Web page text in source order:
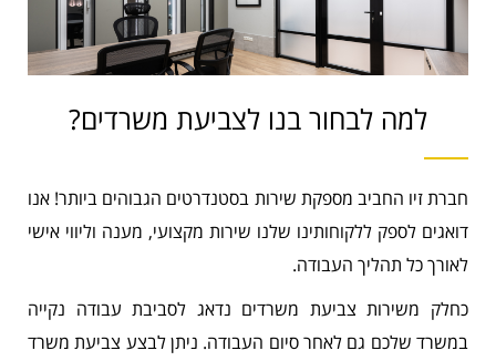
למה לבחור בנו לצביעת משרדים?
חברת זיו החביב מספקת שירות בסטנדרטים הגבוהים ביותר! אנו
דואגים לספק ללקוחותינו שלנו שירות מקצועי, מענה וליווי אישי
לאורך כל תהליך העבודה.
כחלק משירות צביעת משרדים נדאג לסביבת עבודה נקייה
במשרד שלכם גם לאחר סיום העבודה. ניתן לבצע צביעת משרד